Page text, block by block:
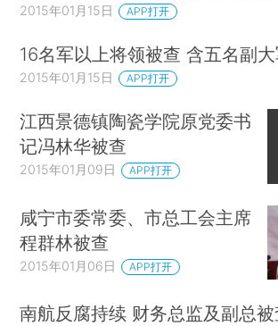
2015年01月15日 APP打开
16名军以上将领被查 含五名副
2015年01月15日 APP打开
江西景德镇陶瓷学院原党委书
记冯林华被查
2015年01月09日 APP打开
咸宁市委常委、市总工会主席
程群林被查
2015年01月06日 APP打开
南航反腐持续 财务总监及副总被